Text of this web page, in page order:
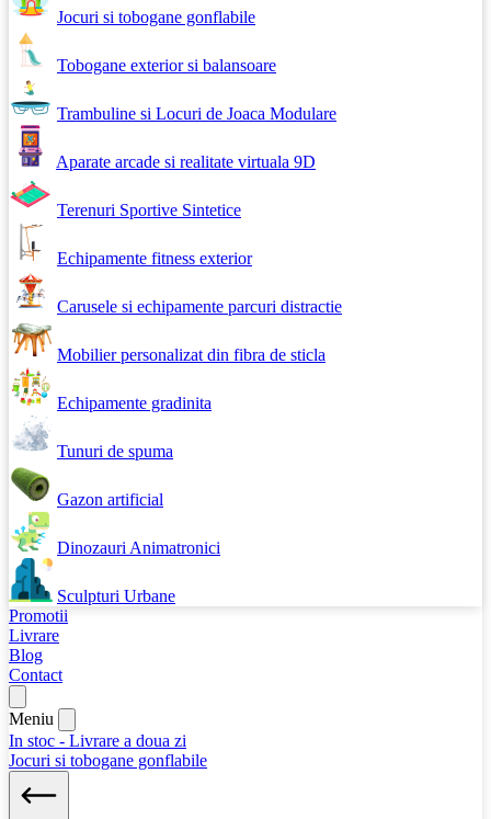
Jocuri si tobogane gonflabile
Tobogane exterior si balansoare
Trambuline si Locuri de Joaca Modulare
Aparate arcade si realitate virtuala 9D
Terenuri Sportive Sintetice
Echipamente fitness exterior
Carusele si echipamente parcuri distractie
Mobilier personalizat din fibra de sticla
Echipamente gradinita
Tunuri de spuma
Gazon artificial
Dinozauri Animatronici
Sculpturi Urbane
Promotii
Livrare
Blog
Contact
Meniu
In stoc - Livrare a doua zi
Jocuri si tobogane gonflabile